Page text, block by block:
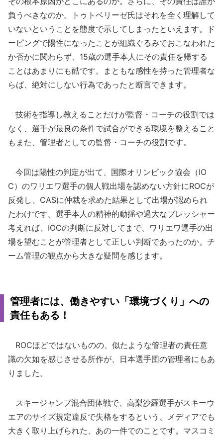
負うべきなのか。トゥトベリーゼ氏はそれを全く理解して
いないということを態度で示してしまったといえます。ド
ーピングで陽性になったことが組織ぐるみでおこなわれた
か否かに関わらず、15歳の選手本人にその責任を帰する
ことはあまりにも酷です。まともな感性を持った管理者な
らば、絶対にしない行為であったと断言できます。
技術を指導し教えることだけが監督・コーチの役割では
なく、選手が最良の条件で試合ができる環境を整えること
もまた、管理者としての監督・コーチの役割です。
今回は陽性の判定が出て、国際オリンピック協会（IO
C）のワリエワ選手の個人戦出場を認めない方針にROCが
反発し、CASに仲裁を求めた結果として出場が認められ
たわけです。選手本人の精神的動揺や過大なプレッシャー
考えれば、IOCの判断に反対してまで、ワリエワ選手の出
場を望むことが管理者として正しい判断であったのか。チ
ーム管理の観点から大きな疑問を感じます。
管理者には、働きやすい「環境づくり」への
責任もある！
ROCほどではないものの、似たような管理者の責任意
識の欠如を感じさせる所作が、日本選手団の管理者にもあ
りました。
スキージャンプ混合団体戦で、高梨沙羅選手がスキーウ
エアのサイズ規定違反で失格をするという、メディアでも
大きく取り上げられた、あの一件でのことです。マスコミ